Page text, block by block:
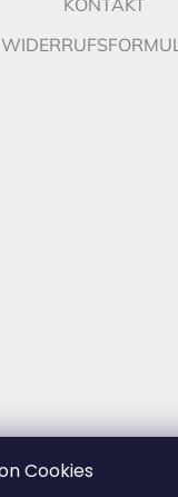
Cookies
KONTAKT